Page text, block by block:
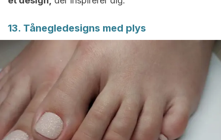
13. Tånegledesigns med plys